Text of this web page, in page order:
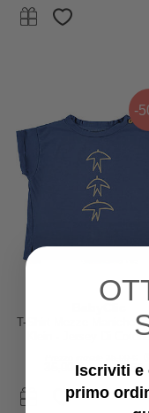
-
T-Shirt Mezze Maniche -
Klein - Jersey Di
35,00 € 17,50
Iscriviti e
primo